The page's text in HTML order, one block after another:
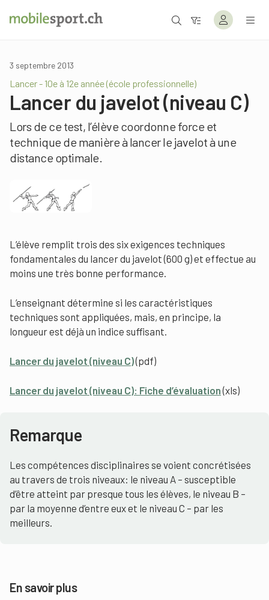
3 septembre 2013
Lancer - 10e à 12e année (école professionnelle)
Lancer du javelot (niveau C)
Lors de ce test, l’élève coordonne force et
technique de manière à lancer le javelot à une
distance optimale.
L’élève remplit trois des six exigences techniques
fondamentales du lancer du javelot (600 g) et effectue au
moins une très bonne performance.
L’enseignant détermine si les caractéristiques
techniques sont appliquées, mais, en principe, la
longueur est déjà un indice suffisant.
Lancer du javelot (niveau C)(pdf)
Lancer du javelot (niveau C): Fiche d’évaluation(xls)
Remarque
Les compétences disciplinaires se voient concrétisées
au travers de trois niveaux: le niveau A – susceptible
d’être atteint par presque tous les élèves, le niveau B –
par la moyenne d’entre eux et le niveau C – par les
meilleurs.
En savoir plus